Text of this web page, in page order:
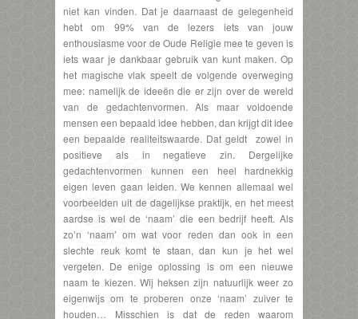
niet kan vinden. Dat je daarnaast de gelegenheid
hebt om 99% van de lezers iets van jouw
enthousiasme voor de Oude Religie mee te geven is
iets waar je dankbaar gebruik van kunt maken. Op
het magische vlak speelt de volgende overweging
mee: namelijk de ideeën die er zijn over de wereld
van de gedachtenvormen. Als maar voldoende
mensen een bepaald idee hebben, dan krijgt dit idee
een bepaalde realiteitswaarde. Dat geldt zowel in
positieve als in negatieve zin. Dergelijke
gedachtenvormen kunnen een heel hardnekkig
eigen leven gaan leiden. We kennen allemaal wel
voorbeelden uit de dagelijkse praktijk, en het meest
aardse is wel de ‘naam’ die een bedrijf heeft. Als
zo’n ‘naam’ om wat voor reden dan ook in een
slechte reuk komt te staan, dan kun je het wel
vergeten. De enige oplossing is om een nieuwe
naam te kiezen. Wij heksen zijn natuurlijk weer zo
eigenwijs om te proberen onze ‘naam’ zuiver te
houden… Misschien is dat de reden waarom